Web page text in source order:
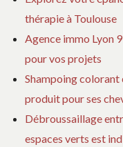
thérapie à Toulouse
Agence immo Lyon
pour vos projets
Shampoing
produit pour ses
Débroussaillage
espaces verts est